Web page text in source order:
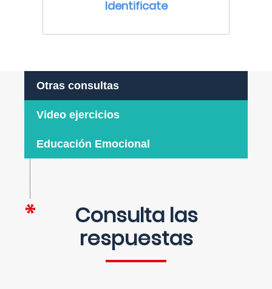
Identificate
Otras consultas
Video ejercicios
Educación Emocional
Consulta las
respuestas